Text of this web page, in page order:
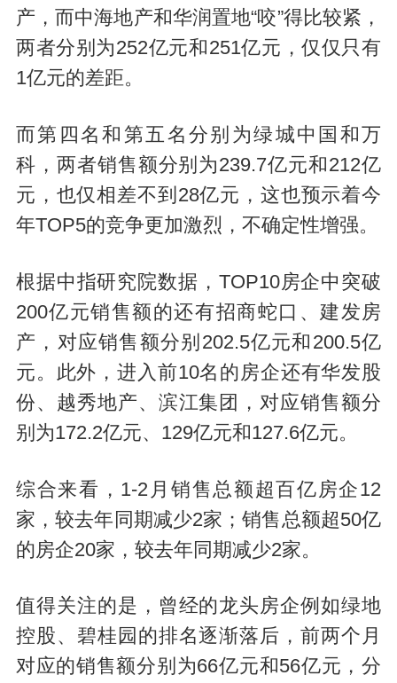
产，而中海地产和华润置地“咬”得比较紧，
两者分别为252亿元和251亿元，仅仅只有
1亿元的差距。
而第四名和第五名分别为绿城中国和万
科，两者销售额分别为239.7亿元和212亿
元，也仅相差不到28亿元，这也预示着今
年TOP5的竞争更加激烈，不确定性增强。
根据中指研究院数据，TOP10房企中突破
200亿元销售额的还有招商蛇口、建发房
产，对应销售额分别202.5亿元和200.5亿
元。此外，进入前10名的房企还有华发股
份、越秀地产、滨江集团，对应销售额分
别为172.2亿元、129亿元和127.6亿元。
综合来看，1-2月销售总额超百亿房企12
家，较去年同期减少2家；销售总额超50亿
的房企20家，较去年同期减少2家。
值得关注的是，曾经的龙头房企例如绿地
控股、碧桂园的排名逐渐落后，前两个月
对应的销售额分别为66亿元和56亿元，分